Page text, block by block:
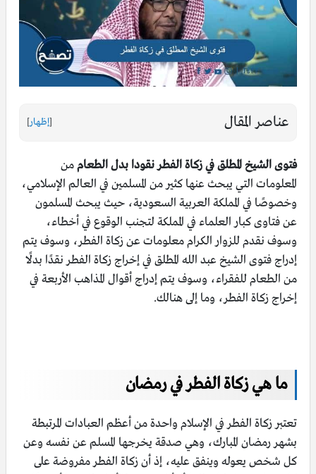
عناصر المقال [إظهار]
فتوى الشيخ المطلق في زكاة الفطر نقودا بدل الطعاممن
المعلومات التي يبحث عنها كثير من المسلمين في العالم الإسلامي،
وخصوصًا في المملكة العربية السعودية، حيث يبحث المسلمون
عن فتاوى كبار العلماء في المملكة لتجنب الوقوع في أخطاء،
وسوف نقدم للزوار الكرام معلومات عن زكاة الفطر، وسوف يتم
إدراج فتوى الشيخ عبد الله المطلق في إخراج زكاة الفطر نقدًا بدلًا
من الطعام للفقراء، وسوف يتم إدراج أقوال المذاهب الأربعة في
إخراج زكاة الفطر، وما إلى هنالك.
ما هي زكاة الفطر في رمضان
تعتبر زكاة الفطر في الإسلام واحدة من أعظم العبادات المرتبطة
بشهر رمضان المبارك، وهي صدقة يخرجها المسلم عن نفسه وعن
كل شخص يعوله وينفق عليه، إذ أن زكاة الفطر مفروضة على